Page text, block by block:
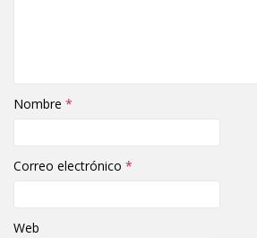
Nombre *
Correo electrónico *
Web